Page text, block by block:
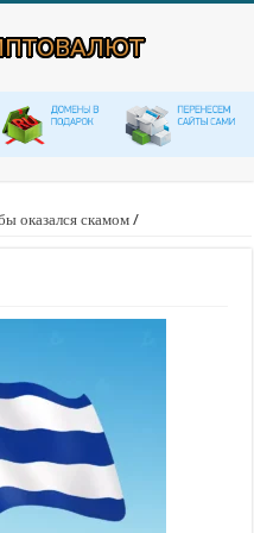
оказался скамом /